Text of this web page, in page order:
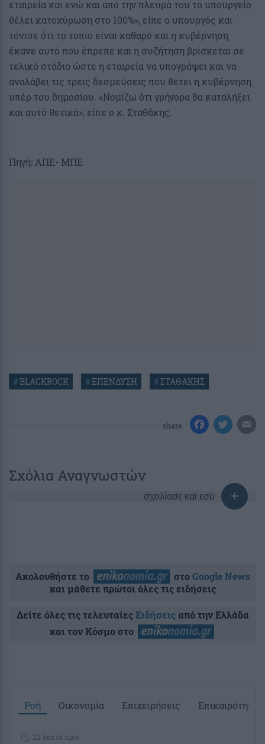
εταιρεία και ενώ και από την πλευρά του το υπουργείο
θέλει κατοχύρωση στο 100%», είπε ο υπουργός και
τόνισε ότι το τοπίο είναι καθαρό και η κυβέρνηση
έκανε αυτό που έπρεπε και η συζήτηση βρίσκεται σε
τελικό στάδιο ώστε η εταιρεία να υπογράψει και να
αναλάβει τις τρεις δεσμεύσεις που θέτει η κυβέρνηση
υπέρ του δημοσίου. «Νομίζω ότι γρήγορα θα καταλήξει
και αυτό θετικά», είπε ο κ. Σταθάκης.
Πηγή: ΑΠΕ- ΜΠΕ
#BLACKROCK #ΕΠΕΝΔΥΣΗ #ΣΤΑΘΑΚΗΣ
share
Σχόλια Αναγνωστών
σχολίασε και εσύ
Ακολουθήστε το στοGoogle News
και μάθετε πρώτοι όλες τις ειδήσεις
Δείτε όλες τις τελευταίεςΕιδήσειςαπό την Ελλάδα
και τον Κόσμο στο
Ροή Οικονομία Επιχειρήσεις Επικαιρότητα
22 λεπτά πριν